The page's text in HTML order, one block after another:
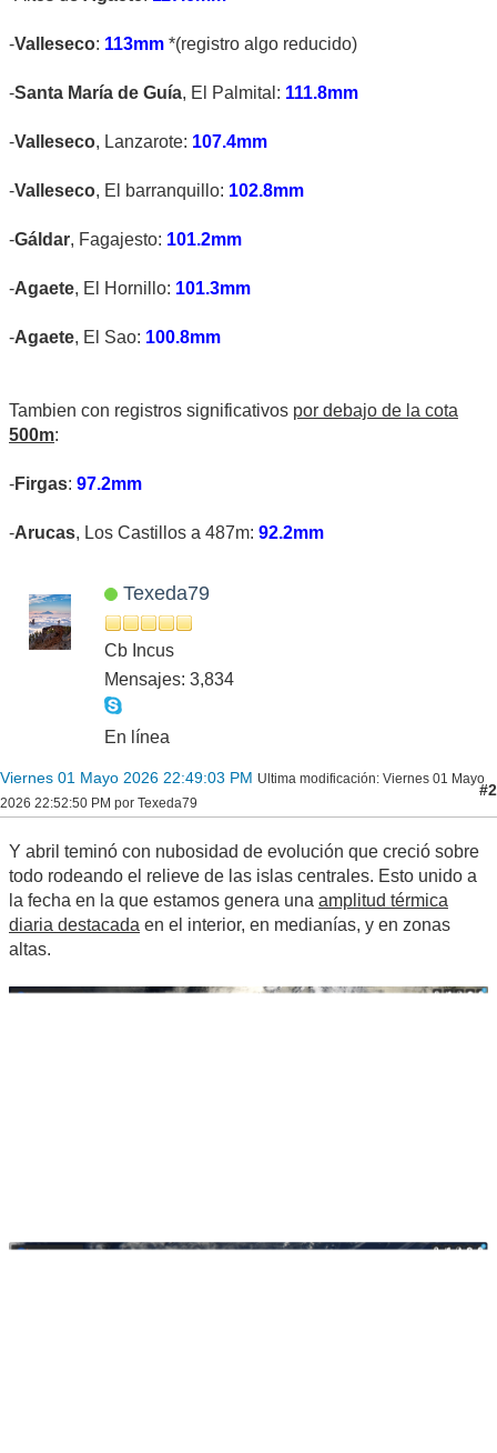
-Valleseco: 113mm *(registro algo reducido)
-Santa María de Guía, El Palmital: 111.8mm
-Valleseco, Lanzarote: 107.4mm
-Valleseco, El barranquillo: 102.8mm
-Gáldar, Fagajesto: 101.2mm
-Agaete, El Hornillo: 101.3mm
-Agaete, El Sao: 100.8mm
Tambien con registros significativos por debajo de la cota
500m:
-Firgas: 97.2mm
-Arucas, Los Castillos a 487m: 92.2mm
Texeda79
Cb Incus
Mensajes: 3,834
En línea
Viernes 01 Mayo 2026 22:49:03 PM Ultima modificación: Viernes 01 Mayo
2026 22:52:50 PM por Texeda79
#2
Y abril teminó con nubosidad de evolución que creció sobre
todo rodeando el relieve de las islas centrales. Esto unido a
la fecha en la que estamos genera una amplitud térmica
diaria destacada en el interior, en medianías, y en zonas
altas.